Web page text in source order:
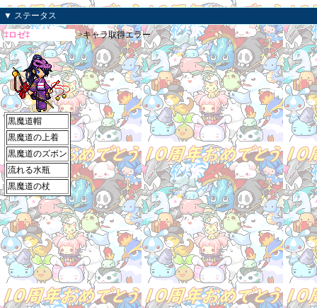
▼ ステータス
‡ロゼ‡
黒魔道帽
黒魔道の上着
黒魔道のズボン
流れる水瓶
黒魔道の杖
>キャラ取得エラー